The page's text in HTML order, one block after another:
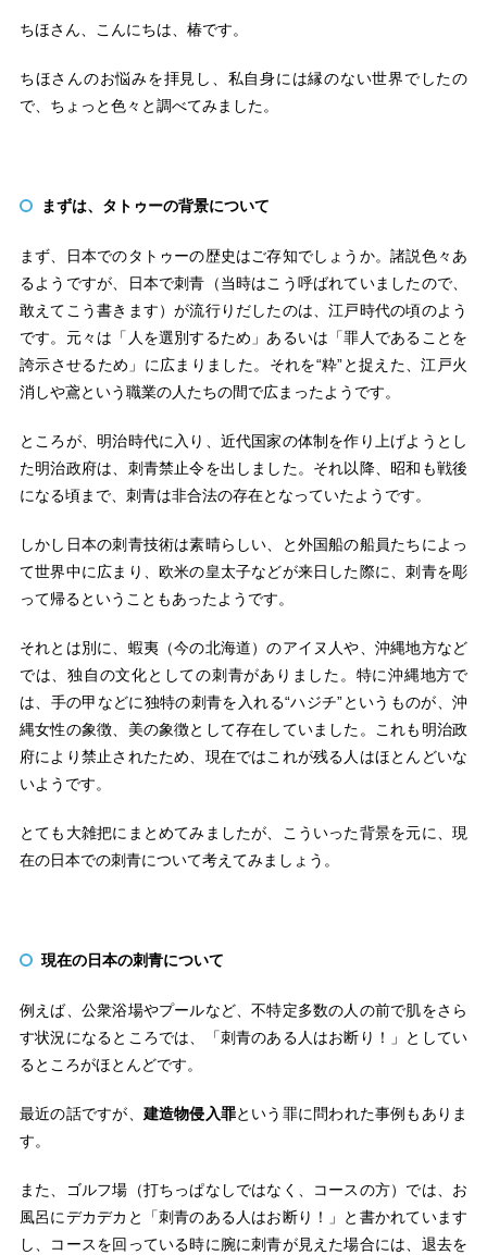
ちほさん、こんにちは、椿です。
ちほさんのお悩みを拝見し、私自身には縁のない世界でしたの
で、ちょっと色々と調べてみました。
まずは、タトゥーの背景について
まず、日本でのタトゥーの歴史はご存知でしょうか。諸説色々あ
るようですが、日本で刺青（当時はこう呼ばれていましたので、
敢えてこう書きます）が流行りだしたのは、江戸時代の頃のよう
です。元々は「人を選別するため」あるいは「罪人であることを
誇示させるため」に広まりました。それを“粋”と捉えた、江戸火
消しや鳶という職業の人たちの間で広まったようです。
ところが、明治時代に入り、近代国家の体制を作り上げようとし
た明治政府は、刺青禁止令を出しました。それ以降、昭和も戦後
になる頃まで、刺青は非合法の存在となっていたようです。
しかし日本の刺青技術は素晴らしい、と外国船の船員たちによっ
て世界中に広まり、欧米の皇太子などが来日した際に、刺青を彫
って帰るということもあったようです。
それとは別に、蝦夷（今の北海道）のアイヌ人や、沖縄地方など
では、独自の文化としての刺青がありました。特に沖縄地方で
は、手の甲などに独特の刺青を入れる“ハジチ”というものが、沖
縄女性の象徴、美の象徴として存在していました。これも明治政
府により禁止されたため、現在ではこれが残る人はほとんどいな
いようです。
とても大雑把にまとめてみましたが、こういった背景を元に、現
在の日本での刺青について考えてみましょう。
現在の日本の刺青について
例えば、公衆浴場やプールなど、不特定多数の人の前で肌をさら
す状況になるところでは、「刺青のある人はお断り！」としてい
るところがほとんどです。
最近の話ですが、 建造物侵入罪という罪に問われた事例もありま
す。
また、ゴルフ場（打ちっぱなしではなく、コースの方）では、お
風呂にデカデカと「刺青のある人はお断り！」と書かれています
し、コースを回っている時に腕に刺青が見えた場合には、退去を